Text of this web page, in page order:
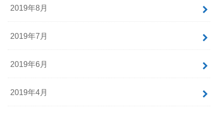
2019年8月
2019年7月
2019年6月
2019年4月